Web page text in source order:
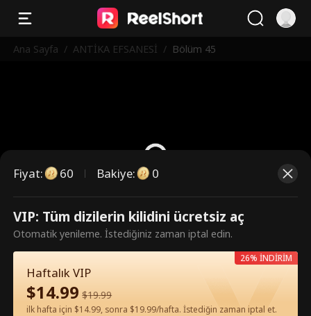
Ana Sayfa / ANTİKA EFSANESİ / Bölüm 45
Bunlar ücretli bölümler. İzlemek
için kilidi açın.
Fiyat: 60 Bakiye: 0
VIP: Tüm dizilerin kilidini ücretsiz aç
Otomatik yenileme. İstediğiniz zaman iptal edin.
Haftalık VIP
$14.99 $19.99
ilk hafta için $14.99, sonra $19.99/hafta. İstediğin zaman iptal et.
26% İNDİRİM